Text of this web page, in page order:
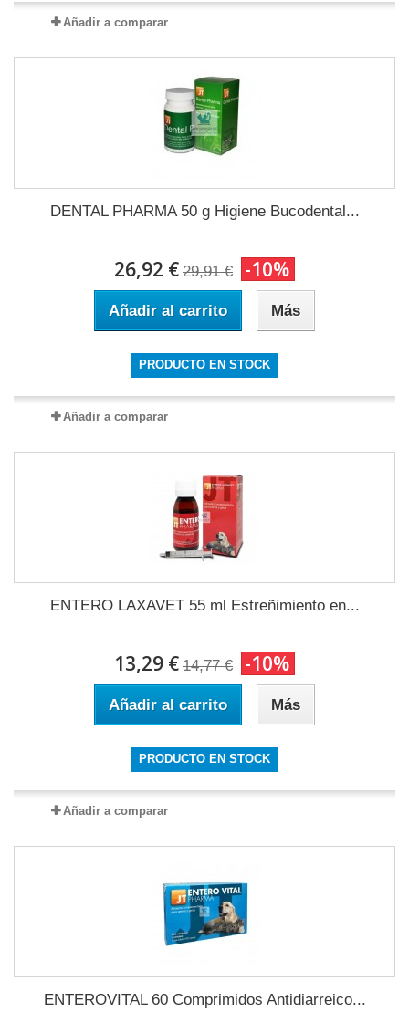
Añadir a comparar
DENTAL PHARMA 50 g Higiene Bucodental...
26,92 € 29,91 € -10%
Añadir al carrito Más
PRODUCTO EN STOCK
Añadir a comparar
ENTERO LAXAVET 55 ml Estreñimiento en...
13,29 € 14,77 € -10%
Añadir al carrito Más
PRODUCTO EN STOCK
Añadir a comparar
ENTEROVITAL 60 Comprimidos Antidiarreico...